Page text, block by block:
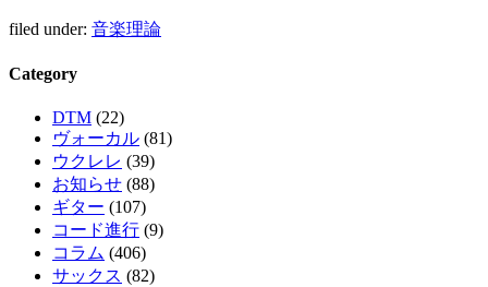
filed under: 音楽理論
Category
DTM (22)
ヴォーカル (81)
ウクレレ (39)
お知らせ (88)
ギター (107)
コード進行 (9)
コラム (406)
サックス (82)